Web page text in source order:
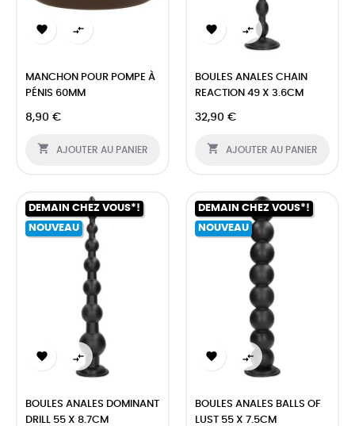
 
MANCHON POUR POMPE À
PÉNIS 60MM
8,90 €
 AJOUTER AU PANIER
 
BOULES ANALES CHAIN
REACTION 49 X 3.6CM
32,90 €
 AJOUTER AU PANIER
DEMAIN CHEZ VOUS*!
NOUVEAU
 
BOULES ANALES DOMINANT
DRILL 55 X 8.7CM
DEMAIN CHEZ VOUS*!
NOUVEAU
 
BOULES ANALES BALLS OF
LUST 55 X 7.5CM